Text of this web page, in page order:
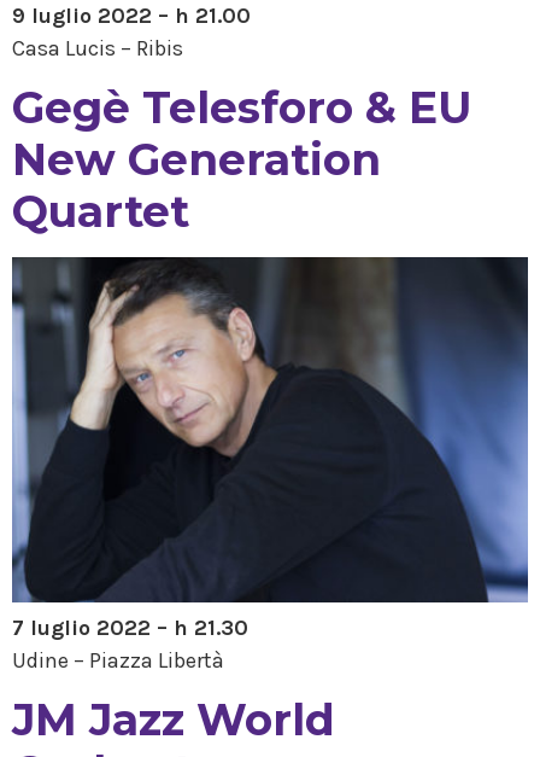
9 luglio 2022 – h 21.00
Casa Lucis – Ribis
Gegè Telesforo & EU
New Generation
Quartet
7 luglio 2022 – h 21.30
Udine – Piazza Libertà
JM Jazz World